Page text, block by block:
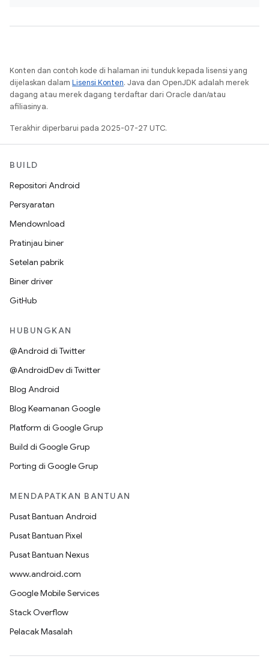
Konten dan contoh kode di halaman ini tunduk kepada lisensi yang
dijelaskan dalam Lisensi Konten. Java dan OpenJDK adalah merek
dagang atau merek dagang terdaftar dari Oracle dan/atau
afiliasinya.
Terakhir diperbarui pada 2025-07-27 UTC.
BUILD
Repositori Android
Persyaratan
Mendownload
Pratinjau biner
Setelan pabrik
Biner driver
GitHub
HUBUNGKAN
@Android di Twitter
@AndroidDev di Twitter
Blog Android
Blog Keamanan Google
Platform di Google Grup
Build di Google Grup
Porting di Google Grup
MENDAPATKAN BANTUAN
Pusat Bantuan Android
Pusat Bantuan Pixel
Pusat Bantuan Nexus
www.android.com
Google Mobile Services
Stack Overflow
Pelacak Masalah